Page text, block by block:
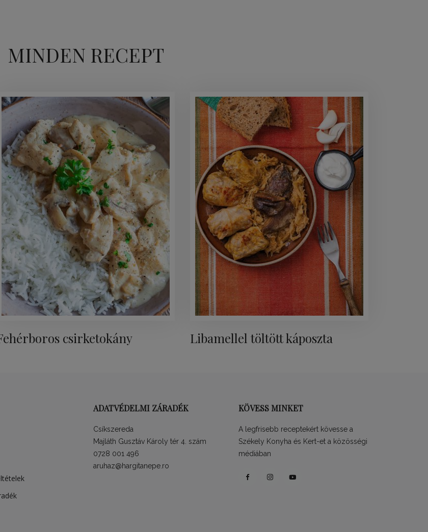
MINDEN RECEPT
csirketokány Libamellel töltött káposzta
ADATVÉDELMI ZÁRADÉK
Csíkszereda
Majláth Gusztáv Károly tér 4. szám
0728 001 496
aruhaz@hargitanepe.ro
KÖVESS MINKET
A legfrisebb receptekért kövesse a
Székely Konyha és Kert-et a közösségi
médiában